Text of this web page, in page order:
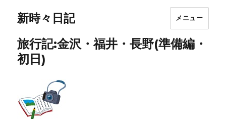
新時々日記 メニュー
旅行記:金沢・福井・長野(準備編・
初日)